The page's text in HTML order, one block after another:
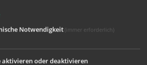
Notwendigkeit(immer erforderlich)
aktivieren oder deaktivieren